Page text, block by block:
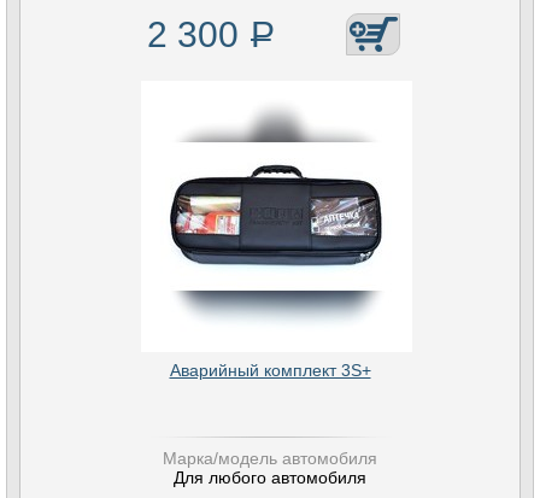
2 300 Р
Аварийный комплект 3S+
Марка/модель автомобиля
Для любого автомобиля